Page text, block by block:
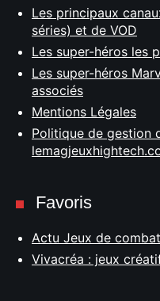
Les principaux
séries) et de VOD
Les super-héros les
Les super-héros
associés
Mentions Légales
Politique de gestion
Favoris
Actu Jeux de
Vivacréa : jeux